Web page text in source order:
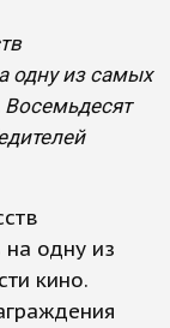
одну из самых
одну из
кино.